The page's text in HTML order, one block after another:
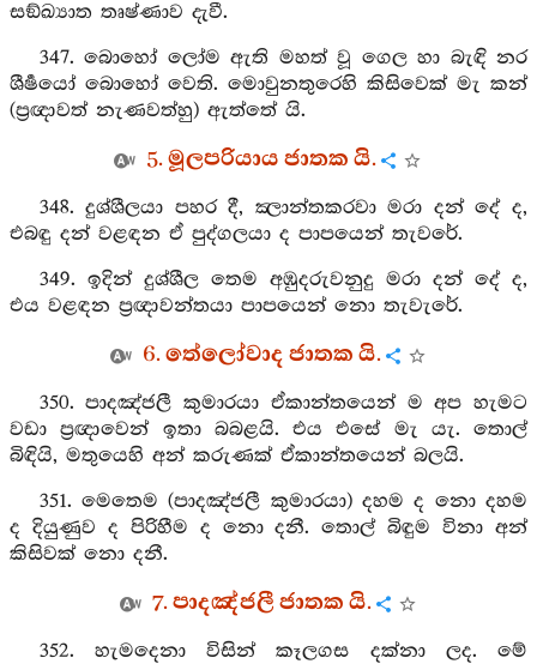
සඞ්ඛ්‍යාත තෘෂ්ණාව දැවී.
347. බොහෝ ලෝම ඇති මහත් වූ ගෙල හා බැඳි නර
ශීර්‍ෂයෝ බොහෝ වෙති. මොවුනතුරෙහි කිසිවෙක් මැ කන්
(ප්‍රඥාවත් නැණවත්හු) ඇත්තේ යි.
5. මූලපරියාය ජාතක යි.
348. දුශ්ශීලයා පහර දී, ක්‍ලාන්තකරවා මරා දන් දේ ද,
එබඳු දන් වළඳන ඒ පුද්ගලයා ද පාපයෙන් තැවරේ.
349. ඉදින් දුශ්ශීල තෙම අඹුදරුවනුදු මරා දන් දේ ද,
එය වළඳන ප්‍රඥාවන්තයා පාපයෙන් නො තැවැරේ.
6. තේලෝවාද ජාතක යි.
350. පාදඤ්ජලී කුමාරයා ඒකාන්තයෙන් ම අප හැමට
වඩා ප්‍රඥාවෙන් ඉතා බබළයි. එය එසේ මැ යැ. තොල්
බිඳියි, මතුයෙහි අන් කරුණක් ඒකාන්තයෙන් බලයි.
351. මෙතෙම (පාදඤ්ජලී කුමාරයා) දහම ද නො දහම
ද දියුණුව ද පිරිහීම ද නො දනී. තොල් බිඳුම විනා අන්
කිසිවක් නො දනී.
7. පාදඤ්ජලී ජාතක යි.
352. හැමදෙනා විසින් කෑලගස දක්නා ලද. මේ